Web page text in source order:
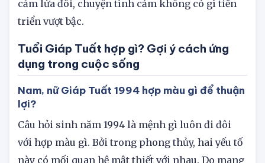
khỏe và ăn uống hợp lý. Còn trong chuyện tình
cảm lứa đôi, chuyện tình cảm không có gì tiến
triển vượt bậc.
Tuổi Giáp Tuất hợp gì? Gợi ý cách ứng
dụng trong cuộc sống
lợi?
Câu hỏi sinh năm 1994 là mệnh gì luôn đi đôi